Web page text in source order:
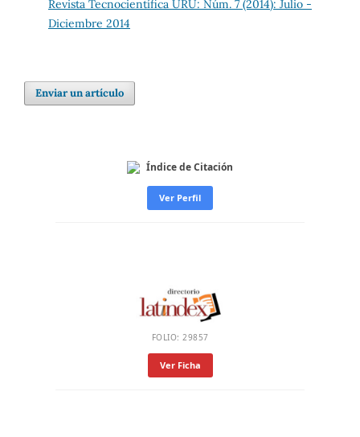
Revista Tecnocientífica URU: Núm. 7 (2014): Julio -
Diciembre 2014
Enviar un artículo
Índice de Citación
Ver Perfil
FOLIO: 29857
Ver Ficha